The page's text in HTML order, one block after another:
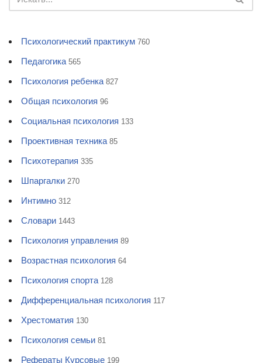
Психологический практикум 760
Педагогика 565
Психология ребенка 827
Общая психология 96
Социальная психология 133
Проективная техника 85
Психотерапия 335
Шпаргалки 270
Интимно 312
Словари 1443
Психология управления 89
Возрастная психология 64
Психология спорта 128
Дифференциальная психология 117
Хрестоматия 130
Психология семьи 81
Рефераты Курсовые 199